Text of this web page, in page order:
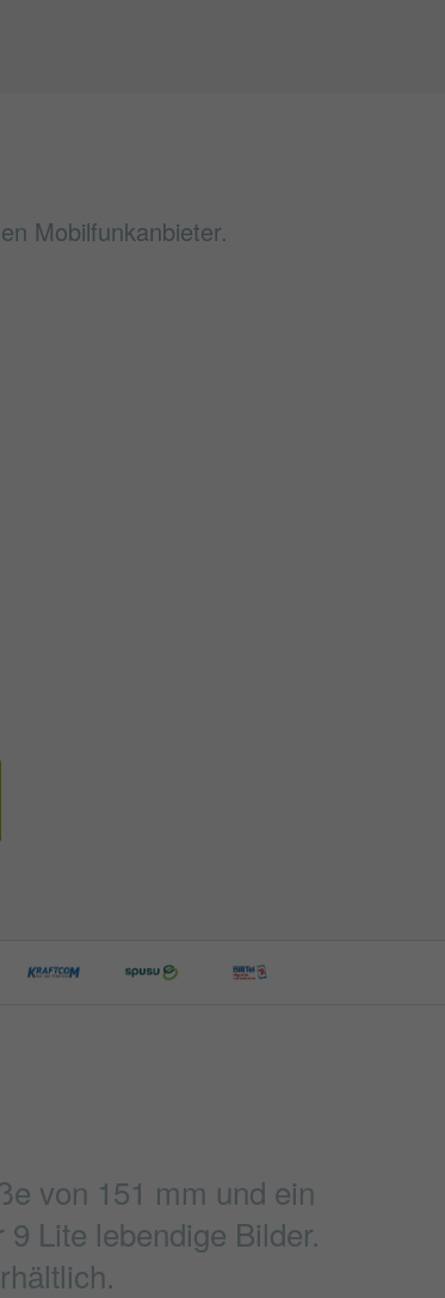
Mobilfunkanbieter.
von 151 mm und ein
Lite lebendige Bilder.